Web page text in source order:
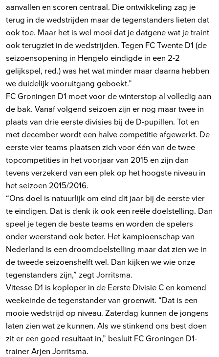
aanvallen en scoren centraal. Die ontwikkeling zag je
terug in de wedstrijden maar de tegenstanders lieten dat
ook toe. Maar het is wel mooi dat je datgene wat je traint
ook terugziet in de wedstrijden. Tegen FC Twente D1 (de
seizoensopening in Hengelo eindigde in een 2-2
gelijkspel, red.) was het wat minder maar daarna hebben
we duidelijk vooruitgang geboekt.”
FC Groningen D1 moet voor de winterstop al volledig aan
de bak. Vanaf volgend seizoen zijn er nog maar twee in
plaats van drie eerste divisies bij de D-pupillen. Tot en
met december wordt een halve competitie afgewerkt. De
eerste vier teams plaatsen zich voor één van de twee
topcompetities in het voorjaar van 2015 en zijn dan
tevens verzekerd van een plek op het hoogste niveau in
het seizoen 2015/2016.
“Ons doel is natuurlijk om eind dit jaar bij de eerste vier
te eindigen. Dat is denk ik ook een reële doelstelling. Dan
speel je tegen de beste teams en worden de spelers
onder weerstand ook beter. Het kampioenschap van
Nederland is een droomdoelstelling maar dat zien we in
de tweede seizoenshelft wel. Dan kijken we wie onze
tegenstanders zijn,” zegt Jorritsma.
Vitesse D1 is koploper in de Eerste Divisie C en komend
weekeinde de tegenstander van groenwit. “Dat is een
mooie wedstrijd op niveau. Zaterdag kunnen de jongens
laten zien wat ze kunnen. Als we stinkend ons best doen
zit er een goed resultaat in,” besluit FC Groningen D1-
trainer Arjen Jorritsma.